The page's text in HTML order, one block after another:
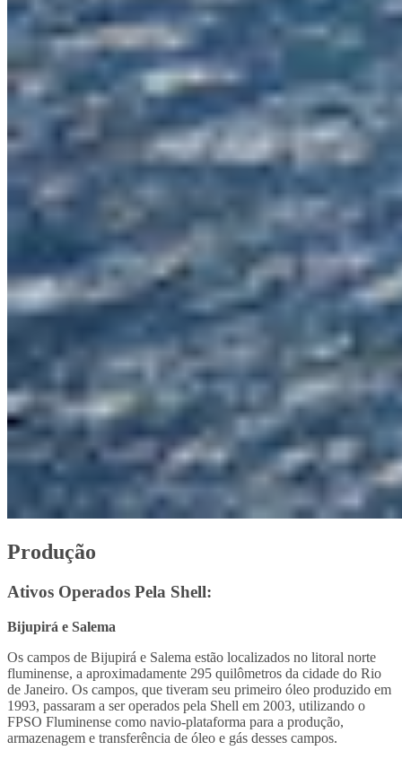
Produção
Ativos Operados Pela Shell:
Bijupirá e Salema
Os campos de Bijupirá e Salema estão localizados no litoral norte
fluminense, a aproximadamente 295 quilômetros da cidade do Rio
de Janeiro. Os campos, que tiveram seu primeiro óleo produzido em
1993, passaram a ser operados pela Shell em 2003, utilizando o
FPSO Fluminense como navio-plataforma para a produção,
armazenagem e transferência de óleo e gás desses campos.